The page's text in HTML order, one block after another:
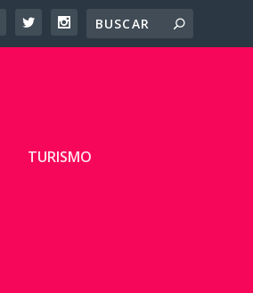
TURISMO